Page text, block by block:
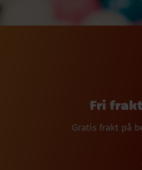
Fri
Gratis frakt på